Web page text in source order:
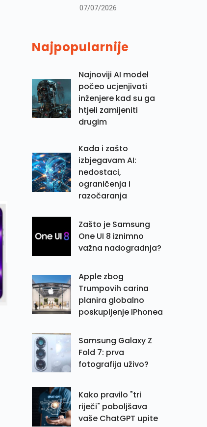
07/07/2026
Najpopularnije
Najnoviji AI model
počeo ucjenjivati
inženjere kad su ga
htjeli zamijeniti
drugim
Kada i zašto
izbjegavam AI:
nedostaci,
ograničenja i
razočaranja
Zašto je Samsung
One UI 8 iznimno
važna nadogradnja?
Apple zbog
Trumpovih carina
planira globalno
poskupljenje iPhonea
Samsung Galaxy Z
Fold 7: prva
fotografija uživo?
Kako pravilo "tri
riječi" poboljšava
vaše ChatGPT upite